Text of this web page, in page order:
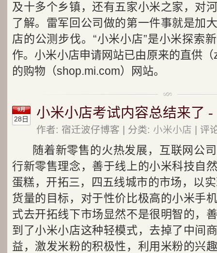
及十多个乡镇，还有五家小米之家，对
了解。雷军回公司做的第一件事就是加
店的公测步伐。“小米小店”是小米探索
作。小米小店申请网站已由原来的直供
的购物（shop.mi.com）网站。
9月
28日 小米小店考试内容总结来了
作者: 宿迁波仔博客 | 分类: 小米小店 | 评
随着新零售的火热发展，互联网公
行新零售理念，善于线上的小米科技自
蛋糕，开拓三，四五线城市的市场，以
货量的目标，对于性价比极高的小米手
式去开拓线下市场显然不是很明智的，
到了小米小店这种轻模式，去掉了中间
益，激发米粉的积极性，利用米粉的兴